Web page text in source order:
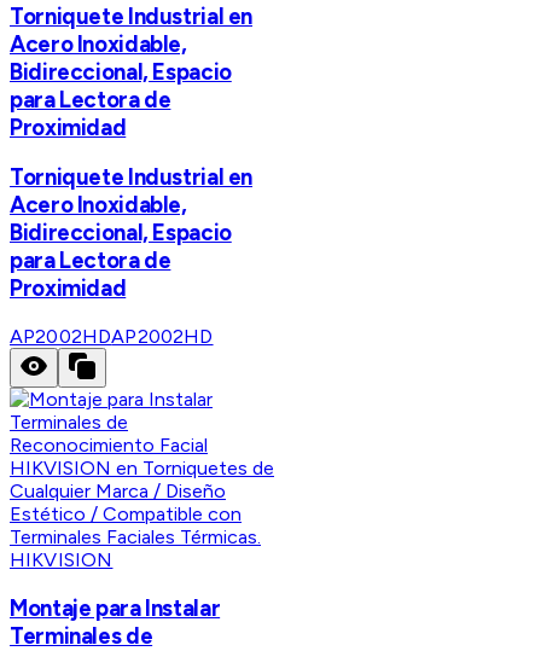
Torniquete Industrial en
Acero Inoxidable,
Bidireccional, Espacio
para Lectora de
Proximidad
Torniquete Industrial en
Acero Inoxidable,
Bidireccional, Espacio
para Lectora de
Proximidad
AP2002HDAP2002HD
HIKVISION
Montaje para Instalar
Terminales de